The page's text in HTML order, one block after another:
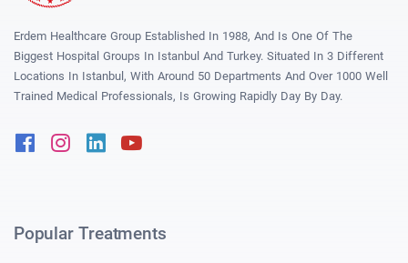
Erdem Healthcare Group Established In 1988, And Is One Of The
Biggest Hospital Groups In Istanbul And Turkey. Situated In 3 Different
Locations In Istanbul, With Around 50 Departments And Over 1000 Well
Trained Medical Professionals, Is Growing Rapidly Day By Day.
FacebookInstagram
Linkedin
Popular Treatments